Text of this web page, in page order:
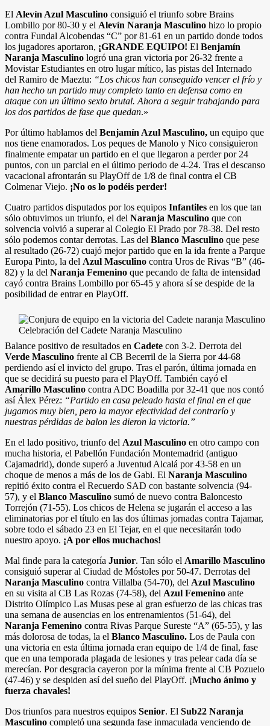
El Alevín Azul Masculino consiguió el triunfo sobre Brains
Lombillo por 80-30 y el Alevín Naranja Masculino hizo lo propio
contra Fundal Alcobendas “C” por 81-61 en un partido donde todos
los jugadores aportaron, ¡GRANDE EQUIPO! El Benjamín
Naranja Masculino logró una gran victoria por 26-32 frente a
Movistar Estudiantes en otro lugar mítico, las pistas del Internado
del Ramiro de Maeztu: “Los chicos han conseguido vencer el frío y
han hecho un partido muy completo tanto en defensa como en
ataque con un último sexto brutal. Ahora a seguir trabajando para
los dos partidos de fase que quedan.»
Por último hablamos del Benjamín Azul Masculino, un equipo que
nos tiene enamorados. Los peques de Manolo y Nico consiguieron
finalmente empatar un partido en el que llegaron a perder por 24
puntos, con un parcial en el último periodo de 4-24. Tras el descanso
vacacional afrontarán su PlayOff de 1/8 de final contra el CB
Colmenar Viejo. ¡No os lo podéis perder!
Cuatro partidos disputados por los equipos Infantiles en los que tan
sólo obtuvimos un triunfo, el del Naranja Masculino que con
solvencia volvió a superar al Colegio El Prado por 78-38. Del resto
sólo podemos contar derrotas. Las del Blanco Masculino que pese
al resultado (26-72) cuajó mejor partido que en la ida frente a Parque
Europa Pinto, la del Azul Masculino contra Uros de Rivas “B” (46-
82) y la del Naranja Femenino que pecando de falta de intensidad
cayó contra Brains Lombillo por 65-45 y ahora sí se despide de la
posibilidad de entrar en PlayOff.
Celebración del Cadete Naranja Masculino
Balance positivo de resultados en Cadete con 3-2. Derrota del
Verde Masculino frente al CB Becerril de la Sierra por 44-68
perdiendo así el invicto del grupo. Tras el parón, última jornada en
que se decidirá su puesto para el PlayOff. También cayó el
Amarillo Masculino contra ADC Boadilla por 32-41 que nos contó
así Álex Pérez: “Partido en casa peleado hasta el final en el que
jugamos muy bien, pero la mayor efectividad del contrarío y
nuestras pérdidas de balon les dieron la victoria.”
En el lado positivo, triunfo del Azul Masculino en otro campo con
mucha historia, el Pabellón Fundación Montemadrid (antiguo
Cajamadrid), donde superó a Juventud Alcalá por 43-58 en un
choque de menos a más de los de Gabi. El Naranja Masculino
repitió éxito contra el Recuerdo SAD con bastante solvencia (94-
57), y el Blanco Masculino sumó de nuevo contra Baloncesto
Torrejón (71-55). Los chicos de Helena se jugarán el acceso a las
eliminatorias por el título en las dos últimas jornadas contra Tajamar,
sobre todo el sábado 23 en El Tejar, en el que necesitarán todo
nuestro apoyo. ¡A por ellos muchachos!
Mal finde para la categoría Junior. Tan sólo el Amarillo Masculino
consiguió superar al Ciudad de Móstoles por 50-47. Derrotas del
Naranja Masculino contra Villalba (54-70), del Azul Masculino
en su visita al CB Las Rozas (74-58), del Azul Femenino ante
Distrito Olímpico Las Musas pese al gran esfuerzo de las chicas tras
una semana de ausencias en los entrenamientos (51-64), del
Naranja Femenino contra Rivas Parque Sureste “A” (65-55), y las
más dolorosa de todas, la el Blanco Masculino. Los de Paula con
una victoria en esta última jornada eran equipo de 1/4 de final, fase
que en una temporada plagada de lesiones y tras pelear cada día se
merecían. Por desgracia cayeron por la mínima frente al CB Pozuelo
(47-46) y se despiden así del sueño del PlayOff. ¡Mucho ánimo y
fuerza chavales!
Dos triunfos para nuestros equipos Senior. El Sub22 Naranja
Masculino completó una segunda fase inmaculada venciendo de